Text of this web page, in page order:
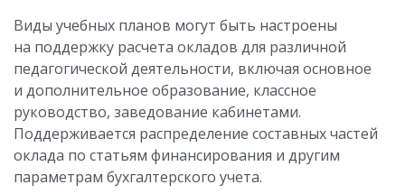
Виды учебных планов могут быть настроены
на поддержку расчета окладов для различной
педагогической деятельности, включая основное
и дополнительное образование, классное
руководство, заведование кабинетами.
Поддерживается распределение составных частей
оклада по статьям финансирования и другим
параметрам бухгалтерского учета.